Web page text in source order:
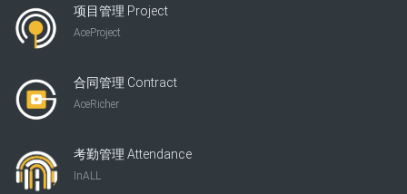
项目管理 Project
AceProject
合同管理 Contract
AceRicher
考勤管理 Attendance
InALL